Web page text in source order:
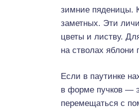
зимние пяденицы.
заметных. Эти
цветы и листву.
на стволах яблони
Если в паутинке
в форме пучков —
перемещаться с